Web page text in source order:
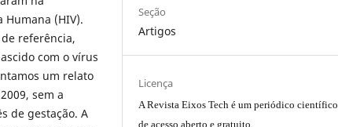
(HIV).
referência,
com o vírus
um relato
sem a
de gestação. A
Seção
Artigos
Licença
A Revista Eixos Tech é um periódico científico
de acesso aberto e gratuito.